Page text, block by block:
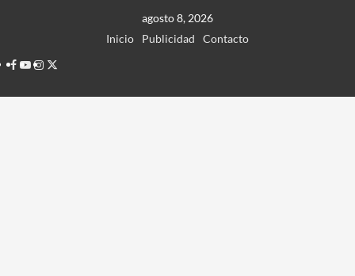
agosto 8, 2026
Inicio
Publicidad
Contacto
Facebook
Youtube
Instagram
Twitter